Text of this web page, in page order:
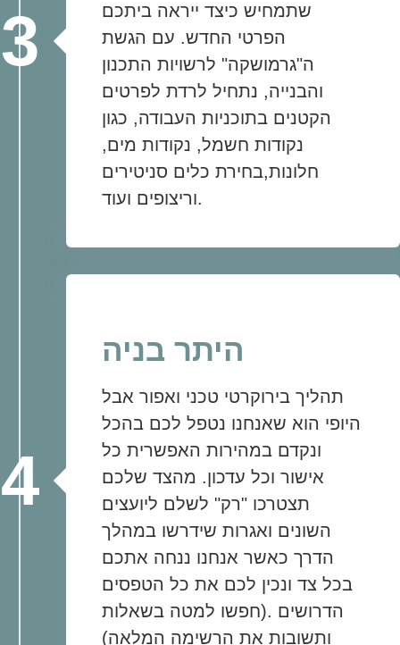
שתמחיש כיצד ייראה ביתכם
הפרטי החדש. עם הגשת
ה"גרמושקה" לרשויות התכנון
והבנייה, נתחיל לרדת לפרטים
הקטנים בתוכניות העבודה, כגון
נקודות חשמל, נקודות מים,
חלונות,בחירת כלים סניטירים
3
היתר בניה
תהליך בירוקרטי טכני ואפור אבל
היופי הוא שאנחנו נטפל לכם בהכל
ונקדם במהירות האפשרית כל
אישור וכל עדכון. מהצד שלכם
תצטרכו "רק" לשלם ליועצים
השונים ואגרות שידרשו במהלך
הדרך כאשר אנחנו ננחה אתכם
בכל צד ונכין לכם את כל הטפסים
הדרושים .(חפשו למטה בשאלות
ותשובות את הרשימה המלאה)
4